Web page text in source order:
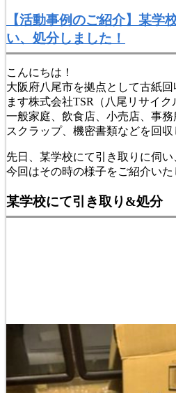
【活動事例のご紹介】某学
い、処分しました！
こんにちは！
大阪府八尾市を拠点として古紙
ます株式会社TSR（八尾リサイク
一般家庭、飲食店、小売店、事
スクラップ、機密書類などを回収
先日、某学校にて引き取りに伺い
今回はその時の様子をご紹介いた
某学校にて引き取り&処分